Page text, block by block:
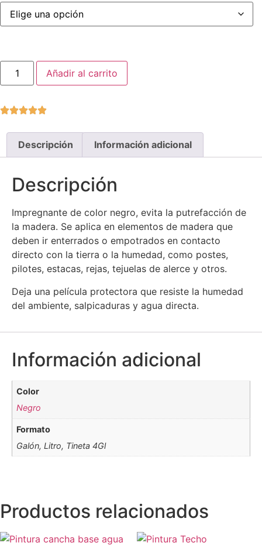
Añadir al carrito
Descripción Información adicional
Descripción
Impregnante de color negro, evita la putrefacción de
la madera. Se aplica en elementos de madera que
deben ir enterrados o empotrados en contacto
directo con la tierra o la humedad, como postes,
pilotes, estacas, rejas, tejuelas de alerce y otros.
Deja una película protectora que resiste la humedad
del ambiente, salpicaduras y agua directa.
Información adicional
Color
Negro
Formato
Galón, Litro, Tineta 4Gl
Productos relacionados